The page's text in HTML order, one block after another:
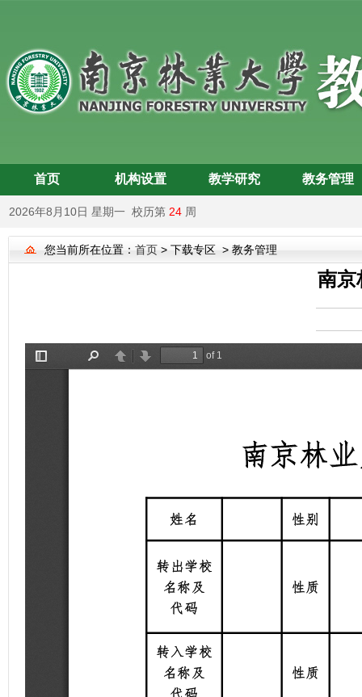
首页 机构设置 教学研究 教务管理
2026年8月10日 星期一 校历第 24 周
您当前所在位置： 首页 > 下载专区 > 教务管理
南京